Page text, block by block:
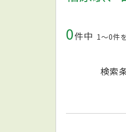
0件中 1〜0件
検索